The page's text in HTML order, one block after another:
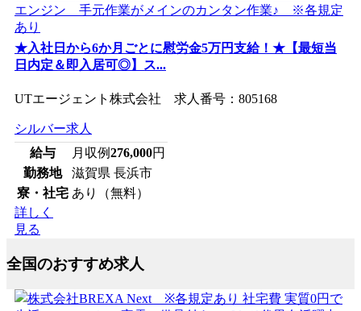
★入社日から6か月ごとに慰労金5万円支給！★【最短当
日内定＆即入居可◎】ス...
UTエージェント株式会社 求人番号：805168
シルバー求人
給与
月収例276,000円
勤務地
滋賀県 長浜市
寮・社宅 あり（無料）
詳しく
見る
全国のおすすめ求人